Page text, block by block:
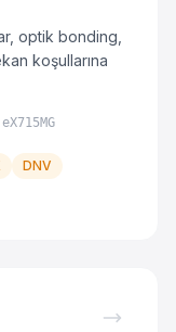
optik bonding,
koşullarına
DNV